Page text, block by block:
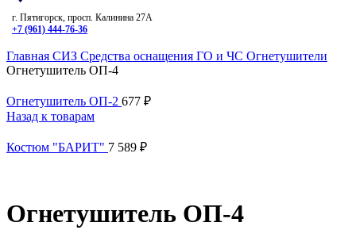
г. Пятигорск, просп. Калинина 27А
+7 (961) 444-76-36
Главная СИЗ Средства оснащения ГО и ЧС Огнетушители
Огнетушитель ОП-4
Огнетушитель ОП-2 677 ₽
Назад к товарам
Костюм "БАРИТ" 7 589 ₽
Огнетушитель ОП-4